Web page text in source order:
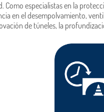
Como especialistas en la
en el desempolvamiento,
de túneles, la